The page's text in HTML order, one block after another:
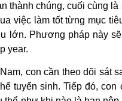
thành chúng, cuối cùng
việc làm tốt từng mục
lớn. Phương pháp này
year.
con cần theo dõi sát
tuyển sinh. Tiếp đó, con